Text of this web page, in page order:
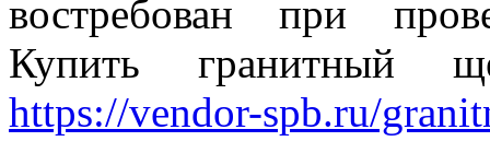
востребован при
Купить гранитный
https://vendor-spb.ru/